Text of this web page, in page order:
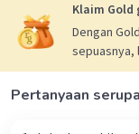
* Skala:
kecil atau
* Orientasi:
benar agar
posisi titik.
Klaim Gold
Dengan
sepuasnya,
Pertanyaan serupa